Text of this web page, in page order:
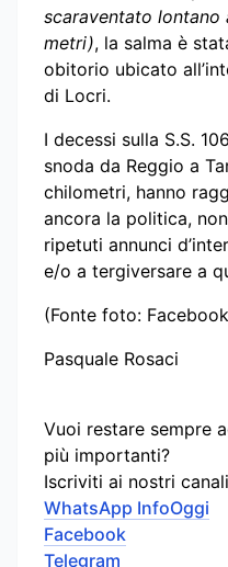
scaraventato lontano
metri), la salma è
obitorio ubicato
di Locri.
I decessi sulla S.S.
snoda da Reggio a
chilometri, hanno
ancora la politica,
ripetuti annunci
e/o a tergiversare a
(Fonte foto:
Pasquale Rosaci
Vuoi restare sempre
più importanti?
Iscriviti ai nostri
WhatsApp InfoOggi
Facebook
Telegram